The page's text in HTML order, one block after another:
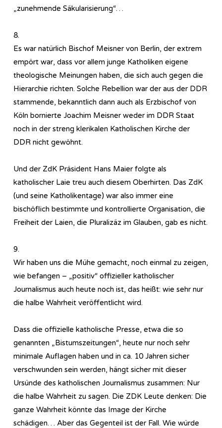
„zunehmende Säkularisierung“…
8.
Es war natürlich Bischof Meisner von Berlin, der extrem
empört war, dass vor allem junge Katholiken eigene
theologische Meinungen haben, die sich auch gegen die
Hierarchie richten. Solche Rebellion war der aus der DDR
stammende, bekanntlich dann auch als Erzbischof von
Köln bornierte Joachim Meisner weder im DDR Staat
noch in der streng klerikalen Katholischen Kirche der
DDR nicht gewöhnt.
Und der ZdK Präsident Hans Maier folgte als
katholischer Laie treu auch diesem Oberhirten. Das ZdK
(und seine Katholikentage) war also immer eine
bischöflich bestimmte und kontrollierte Organisation, die
Freiheit der Laien, die Pluralizäz im Glauben, gab es nicht.
9.
Wir haben uns die Mühe gemacht, noch einmal zu zeigen,
wie befangen – „positiv“ offizieller katholischer
Journalismus auch heute noch ist, das heißt: wie sehr nur
die halbe Wahrheit veröffentlicht wird.
Dass die offizielle katholische Presse, etwa die so
genannten „Bistumszeitungen“, heute nur noch sehr
minimale Auflagen haben und in ca. 10 Jahren sicher
verschwunden sein werden, hängt sicher mit dieser
Ursünde des katholischen Journalismus zusammen: Nur
die halbe Wahrheit zu sagen. Die ZDK Leute denken: Die
ganze Wahrheit könnte das Image der Kirche
schädigen… Aber das Gegenteil ist der Fall. Wie würde